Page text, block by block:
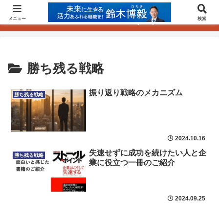
！YouTubeにて三国志の記事の音声発信が始まりました！
INNOCHAN【イノチャン】by JBpress
勝ち残る戦略
勝ち残る戦略 振り返り戦略のメカニズム
2024.10.16
勝ち残る戦略
失速せずに成功を続けたい人と企
業に役立つ一冊のご紹介
2024.09.25
メニュー 検索